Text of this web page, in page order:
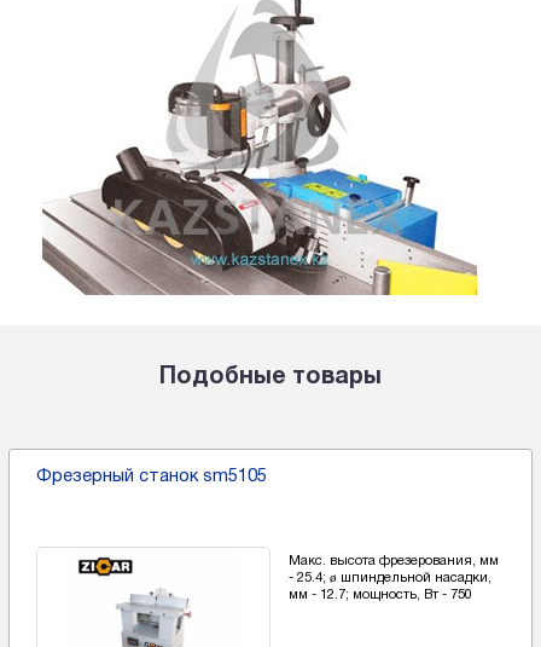
Подобные товары
Фрезерный станок sm5105
Макс. высота фрезерования, мм
- 25.4; ø шпиндельной насадки,
мм - 12.7; мощность, Вт - 750